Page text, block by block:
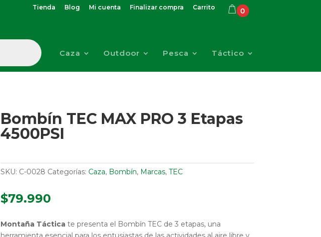
Tienda Blog Mi cuenta Finalizar compra Carrito 0
Caza Outdoor Pesca Táctico
Bombín TEC MAX PRO 3 Etapas
4500PSI
SKU: C-0028 Categorías: Caza, Bombín, Marcas, TEC
$79.990
Montaña Tácticate presenta el Bombín TEC de 3 etapas, una